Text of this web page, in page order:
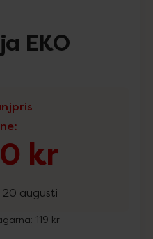
EKO
:
kr
20 augusti
119 kr